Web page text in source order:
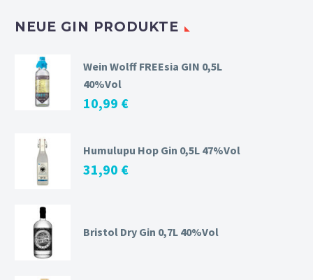
NEUE GIN PRODUKTE
Wein Wolff FREEsia GIN 0,5L
40%Vol
10,99 €
Humulupu Hop Gin 0,5L 47%Vol
31,90 €
Bristol Dry Gin 0,7L 40%Vol